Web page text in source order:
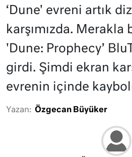
‘Dune' evreni artık
karşımızda. Merakla
'Dune: Prophecy’
girdi. Şimdi ekran
evrenin içinde
Yazan: Özgecan Büyüker